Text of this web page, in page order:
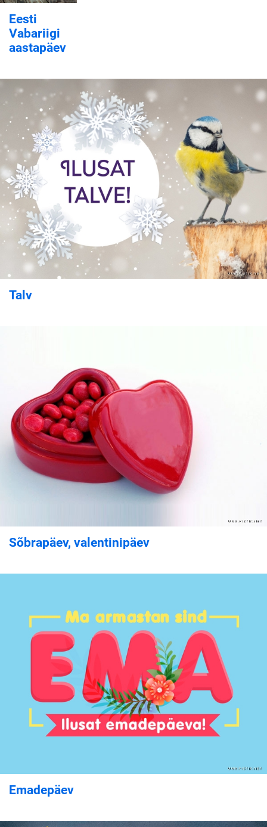
Eesti
Vabariigi
aastapäev
Talv
Sõbrapäev, valentinipäev
Emadepäev